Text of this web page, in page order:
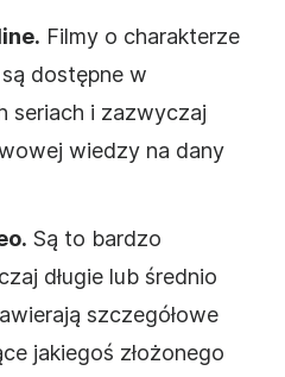
Filmy o charakterze
dostępne w
seriach i zazwyczaj
wiedzy na dany
Są to bardzo
długie lub średnio
szczegółowe
jakiegoś złożonego